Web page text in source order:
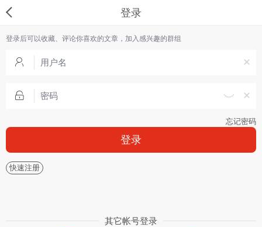
登录
登录后可以收藏、评论你喜欢的文章，加入感兴趣的群组
忘记密码
登录
快速注册
其它帐号登录